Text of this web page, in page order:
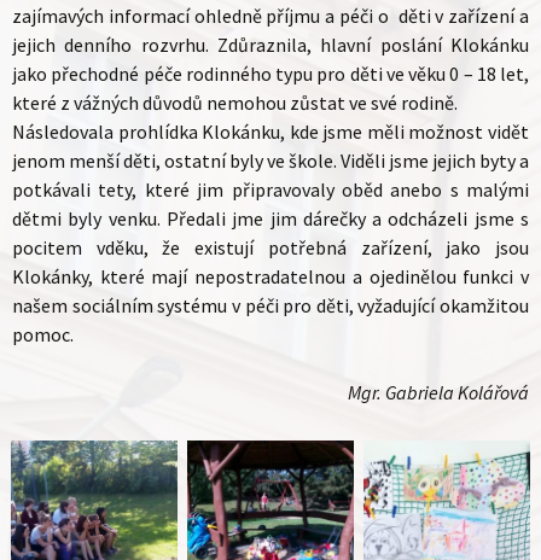
zajímavých informací ohledně příjmu a péči o děti v zařízení a
jejich denního rozvrhu. Zdůraznila, hlavní poslání Klokánku
jako přechodné péče rodinného typu pro děti ve věku 0 – 18 let,
které z vážných důvodů nemohou zůstat ve své rodině.
Následovala prohlídka Klokánku, kde jsme měli možnost vidět
jenom menší děti, ostatní byly ve škole. Viděli jsme jejich byty a
potkávali tety, které jim připravovaly oběd anebo s malými
dětmi byly venku. Předali jme jim dárečky a odcházeli jsme s
pocitem vděku, že existují potřebná zařízení, jako jsou
Klokánky, které mají nepostradatelnou a ojedinělou funkci v
našem sociálním systému v péči pro děti, vyžadující okamžitou
pomoc.
Mgr. Gabriela Kolářová